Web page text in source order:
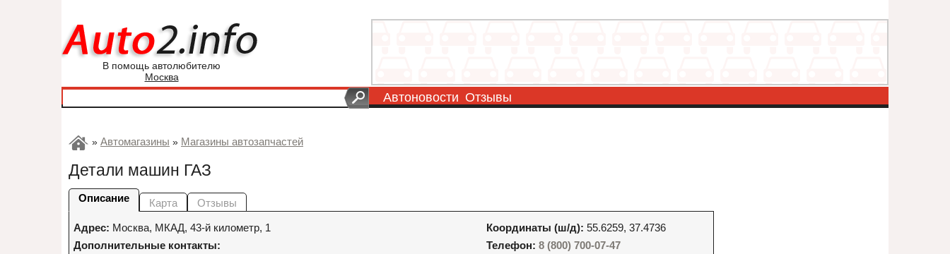
В помощь автолюбителю
Москва
Автоновости Отзывы
» Автомагазины » Магазины автозапчастей
Детали машин ГАЗ
Описание Карта Отзывы
Адрес: Москва, МКАД, 43-й километр, 1
Дополнительные контакты:
Координаты (ш/д): 55.6259, 37.4736
Телефон: 8 (800) 700-07-47